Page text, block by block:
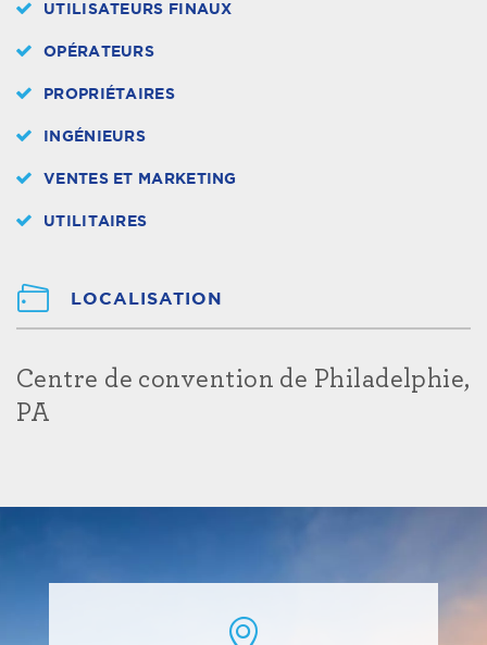
UTILISATEURS FINAUX
OPÉRATEURS
PROPRIÉTAIRES
INGÉNIEURS
VENTES ET MARKETING
UTILITAIRES
LOCALISATION
Centre de convention de Philadelphie,
PA